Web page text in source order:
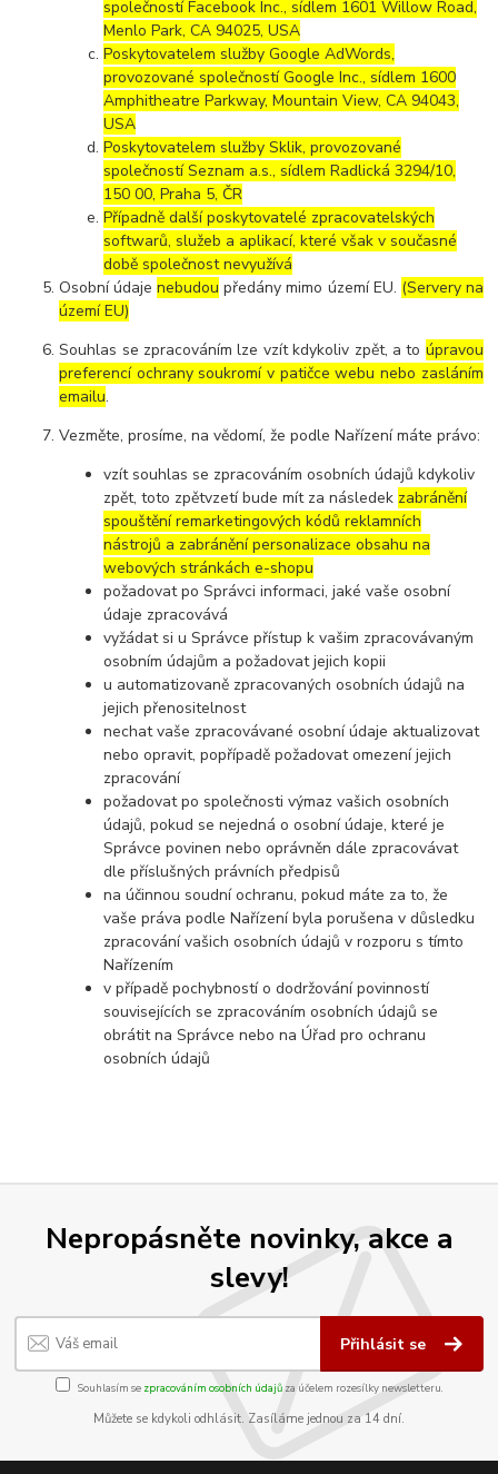
společností Facebook Inc., sídlem 1601 Willow Road,
Menlo Park, CA 94025, USA
Poskytovatelem služby Google AdWords,
provozované společností Google Inc., sídlem 1600
Amphitheatre Parkway, Mountain View, CA 94043,
USA
Poskytovatelem služby Sklik, provozované
společností Seznam a.s., sídlem Radlická 3294/10,
150 00, Praha 5, ČR
Případně další poskytovatelé zpracovatelských
softwarů, služeb a aplikací, které však v současné
době společnost nevyužívá
Osobní údajenebudou předány mimo území EU. (Servery na
území EU)
Souhlas se zpracováním lze vzít kdykoliv zpět, a to úpravou
preferencí ochrany soukromí v patičce webu nebo zasláním
emailu.
Vezměte, prosíme, na vědomí, že podle Nařízení máte právo:
vzít souhlas se zpracováním osobních údajů kdykoliv
zpět, toto zpětvzetí bude mít za následek zabránění
spouštění remarketingových kódů reklamních
nástrojů a zabránění personalizace obsahu na
webových stránkách e-shopu
požadovat po Správci informaci, jaké vaše osobní
údaje zpracovává
vyžádat si u Správce přístup k vašim zpracovávaným
osobním údajům a požadovat jejich kopii
u automatizovaně zpracovaných osobních údajů na
jejich přenositelnost
nechat vaše zpracovávané osobní údaje aktualizovat
nebo opravit, popřípadě požadovat omezení jejich
zpracování
požadovat po společnosti výmaz vašich osobních
údajů, pokud se nejedná o osobní údaje, které je
Správce povinen nebo oprávněn dále zpracovávat
dle příslušných právních předpisů
na účinnou soudní ochranu, pokud máte za to, že
vaše práva podle Nařízení byla porušena v důsledku
zpracování vašich osobních údajů v rozporu s tímto
Nařízením
v případě pochybností o dodržování povinností
souvisejících se zpracováním osobních údajů se
obrátit na Správce nebo na Úřad pro ochranu
osobních údajů
Nepropásněte novinky, akce a
slevy!
Přihlásit se
Souhlasím se zpracováním osobních údajůza účelem rozesílky newsletteru.
Můžete se kdykoli odhlásit. Zasíláme jednou za 14 dní.